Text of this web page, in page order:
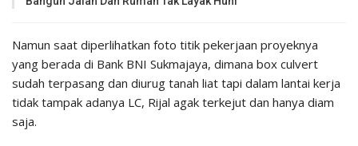
Namun saat diperlihatkan foto titik pekerjaan proyeknya
yang berada di Bank BNI Sukmajaya, dimana box culvert
sudah terpasang dan diurug tanah liat tapi dalam lantai kerja
tidak tampak adanya LC, Rijal agak terkejut dan hanya diam
saja.